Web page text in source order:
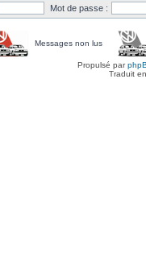
Mot de passe :
Messages non lus
Propulsé par
Traduit